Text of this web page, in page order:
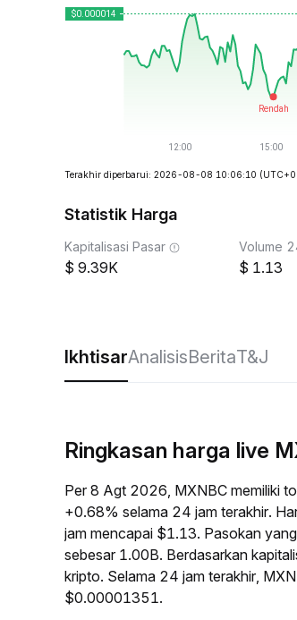
Terakhir diperbarui: 2026-08-08 10:06:10
Statistik Harga
Kapitalisasi Pasar
9.39K
Volume
1.13
IkhtisarAnalisisBeritaT&J
Ringkasan harga live
Per 8 Agt 2026, MXNBC memiliki
+0.68% selama 24 jam terakhir.
jam mencapai $1.13. Pasokan
sebesar 1.00B. Berdasarkan
kripto. Selama 24 jam terakhir,
$0.00001351.